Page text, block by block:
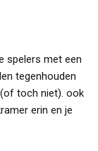
spelers met een
tegenhouden
toch niet). ook
erin en je